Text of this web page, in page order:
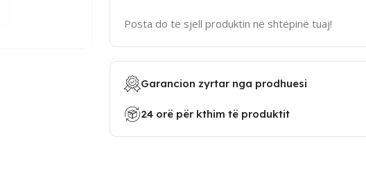
Posta do të sjell produktin në shtëpinë tuaj!
Garancion zyrtar nga prodhuesi
24 orë për kthim të produktit